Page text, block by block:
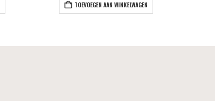
TOEVOEGEN AAN WINKELWAGEN